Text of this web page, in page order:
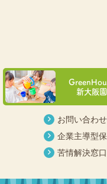
新大阪園
お問い合わせ
企業主導型
苦情解決窓口